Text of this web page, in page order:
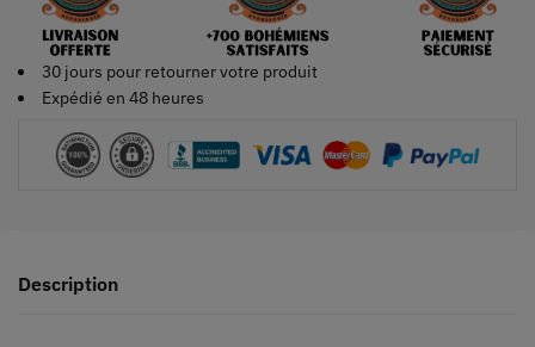
30 jours pour retourner votre produit
Expédié en 48 heures
Description